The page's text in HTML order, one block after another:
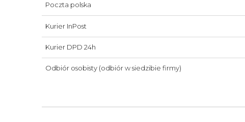
Poczta polska
Kurier InPost
Kurier DPD 24h
Odbiór osobisty(odbiór w siedzibie firmy)